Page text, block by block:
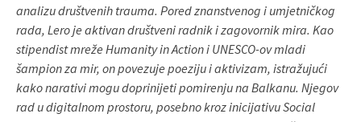
analizu društvenih trauma. Pored znanstvenog i umjetničkog
rada, Lero je aktivan društveni radnik i zagovornik mira. Kao
stipendist mreže Humanity in Action i UNESCO-ov mladi
šampion za mir, on povezuje poeziju i aktivizam, istražujući
kako narativi mogu doprinijeti pomirenju na Balkanu. Njegov
rad u digitalnom prostoru, posebno kroz inicijativu Social